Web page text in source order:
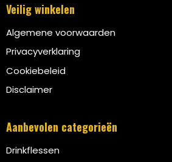
Veilig winkelen
Algemene voorwaarden
Privacyverklaring
Cookiebeleid
Disclaimer
Aanbevolen categorieën
Drinkflessen